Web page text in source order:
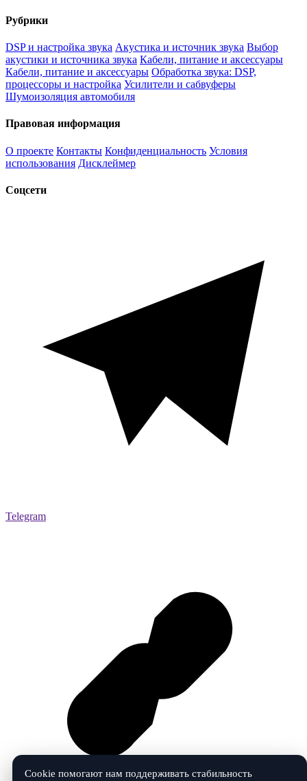
Рубрики
DSP и настройка звука Акустика и источник звука Выбор
акустики и источника звука Кабели, питание и аксессуары
Кабели, питание и аксессуары Обработка звука: DSP,
процессоры и настройка Усилители и сабвуферы
Шумоизоляция автомобиля
Правовая информация
О проекте Контакты Конфиденциальность Условия
использования Дисклеймер
Соцсети
Telegram
Cookie помогают нам поддерживать стабильность